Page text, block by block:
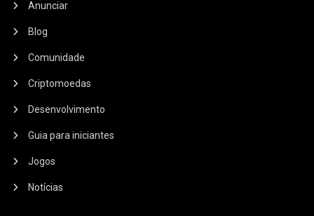
Anunciar
Blog
Comunidade
Criptomoedas
Desenvolvimento
Guia para iniciantes
Jogos
Notícias